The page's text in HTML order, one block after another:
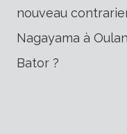
de
nouveau
Nagayama à
Bator ?